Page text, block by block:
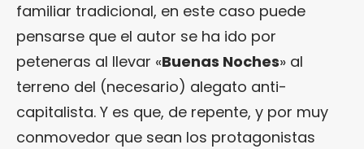
familiar tradicional, en este caso puede
pensarse que el autor se ha ido por
peteneras al llevar «Buenas Noches» al
terreno del (necesario) alegato anti-
capitalista. Y es que, de repente, y por muy
conmovedor que sean los protagonistas